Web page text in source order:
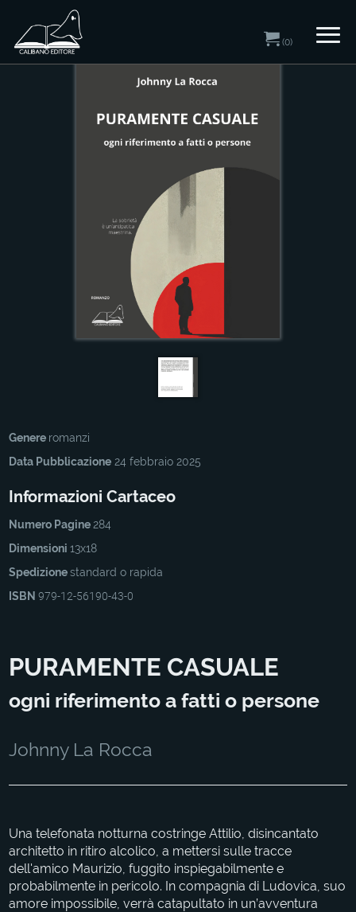
(0)
Catalogo
Genere romanzi
Data Pubblicazione 24 febbraio 2025
Informazioni Cartaceo
Numero Pagine 284
Dimensioni13x18
Spedizionestandard o rapida
ISBN979-12-56190-43-0
PURAMENTE CASUALE
ogni riferimento a fatti o persone
Johnny La Rocca
Una telefonata notturna costringe Attilio, disincantato
architetto in ritiro alcolico, a mettersi sulle tracce
dell'amico Maurizio, fuggito inspiegabilmente e
probabilmente in pericolo. In compagnia di Ludovica, suo
amore impossibile, verrà catapultato in un’avventura